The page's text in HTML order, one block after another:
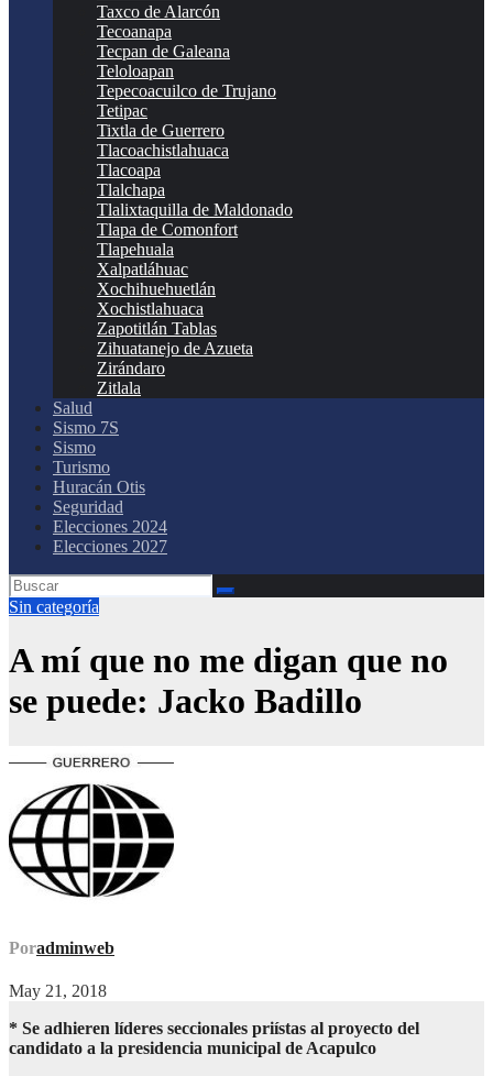
Taxco de Alarcón
Tecoanapa
Tecpan de Galeana
Teloloapan
Tepecoacuilco de Trujano
Tetipac
Tixtla de Guerrero
Tlacoachistlahuaca
Tlacoapa
Tlalchapa
Tlalixtaquilla de Maldonado
Tlapa de Comonfort
Tlapehuala
Xalpatláhuac
Xochihuehuetlán
Xochistlahuaca
Zapotitlán Tablas
Zihuatanejo de Azueta
Zirándaro
Zitlala
Salud
Sismo 7S
Sismo
Turismo
Huracán Otis
Seguridad
Elecciones 2024
Elecciones 2027
Sin categoría
A mí que no me digan que no
se puede: Jacko Badillo
Poradminweb
May 21, 2018
* Se adhieren líderes seccionales priístas al proyecto del
candidato a la presidencia municipal de Acapulco